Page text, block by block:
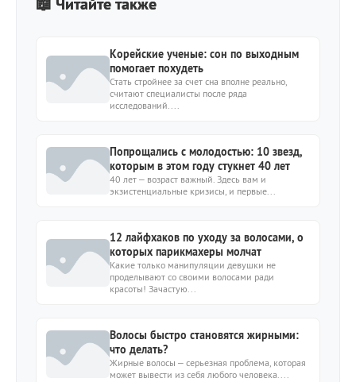
📖 Читайте также
Корейские ученые: сон по выходным
помогает похудеть
Стать стройнее за счет сна вполне реально,
считают специалисты после ряда
исследований....
Попрощались с молодостью: 10 звезд,
которым в этом году стукнет 40 лет
40 лет – возраст важный. Здесь вам и
экзистенциальные кризисы, и первые...
12 лайфхаков по уходу за волосами, о
которых парикмахеры молчат
Какие только манипуляции девушки не
проделывают со своими волосами ради
красоты! Зачастую...
Волосы быстро становятся жирными:
что делать?
Жирные волосы – серьезная проблема, которая
может вывести из себя любого человека....